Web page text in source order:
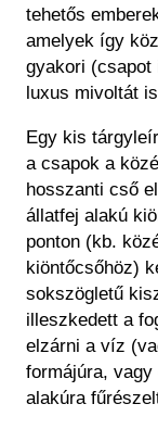
tehetős
amelyek így
gyakori (csapot
luxus mivoltát
Egy kis
a csapok a
hosszanti cső
állatfej alakú
ponton (kb.
kiöntőcsőhöz)
sokszögletű
illeszkedett a
elzárni a víz
formájúra,
alakúra